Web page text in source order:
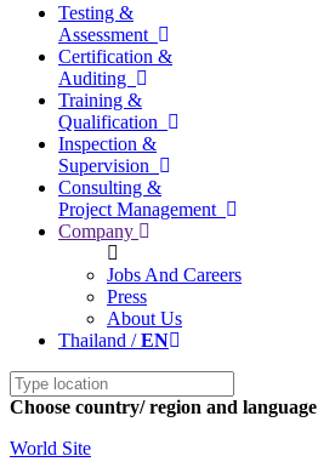
Testing &
Assessment
Certification &
Auditing
Training &
Qualification
Inspection &
Supervision
Consulting &
Project Management
Company
Jobs And Careers
Press
About Us
Thailand /EN
Choose country/ region and language
World Site